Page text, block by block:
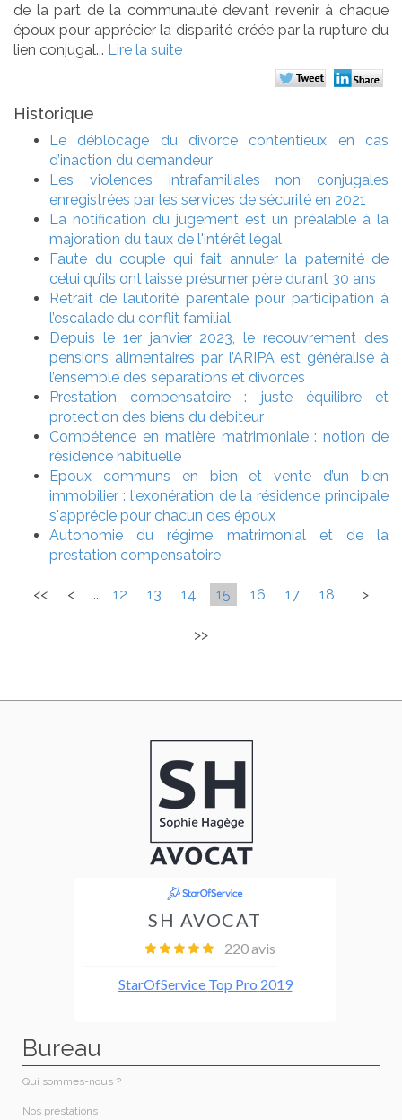
de la part de la communauté devant revenir à chaque
époux pour apprécier la disparité créée par la rupture du
lien conjugal... Lire la suite
Historique
Le déblocage du divorce contentieux en cas
d’inaction du demandeur
Les violences intrafamiliales non conjugales
enregistrées par les services de sécurité en 2021
La notification du jugement est un préalable à la
majoration du taux de l'intérêt légal
Faute du couple qui fait annuler la paternité de
celui qu’ils ont laissé présumer père durant 30 ans
Retrait de l’autorité parentale pour participation à
l’escalade du conflit familial
Depuis le 1er janvier 2023, le recouvrement des
pensions alimentaires par l’ARIPA est généralisé à
l’ensemble des séparations et divorces
Prestation compensatoire : juste équilibre et
protection des biens du débiteur
Compétence en matière matrimoniale : notion de
résidence habituelle
Epoux communs en bien et vente d’un bien
immobilier : l'exonération de la résidence principale
s'apprécie pour chacun des époux
Autonomie du régime matrimonial et de la
prestation compensatoire
<< < ... 12 13 14 15 16 17 18 >
>>
Bureau
Qui sommes-nous ?​
Nos prestations​